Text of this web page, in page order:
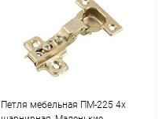
Петля мебельная ПМ-225 4х